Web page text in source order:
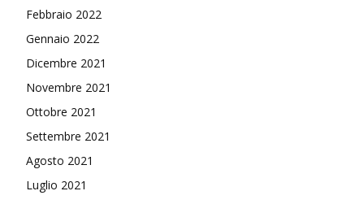
Febbraio 2022
Gennaio 2022
Dicembre 2021
Novembre 2021
Ottobre 2021
Settembre 2021
Agosto 2021
Luglio 2021